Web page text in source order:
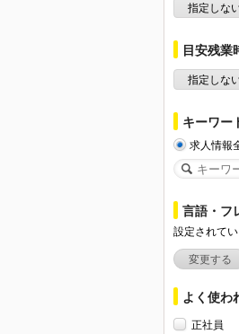
指定しな
目安残業
指定しな
キーワー
求人情報
言語・フ
設定されて
変更する
よく使わ
正社員